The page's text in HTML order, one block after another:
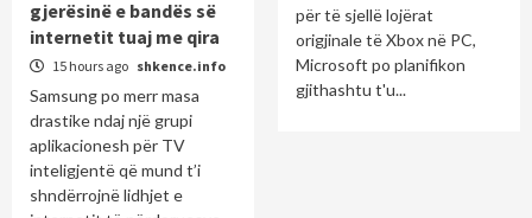
gjerësinë e bandës së
internetit tuaj me qira
15 hours ago shkence.info
Samsung po merr masa
drastike ndaj një grupi
aplikacionesh për TV
inteligjentë që mund t’i
shndërrojnë lidhjet e
për të sjellë lojërat
origjinale të Xbox në PC,
Microsoft po planifikon
gjithashtu t'u...